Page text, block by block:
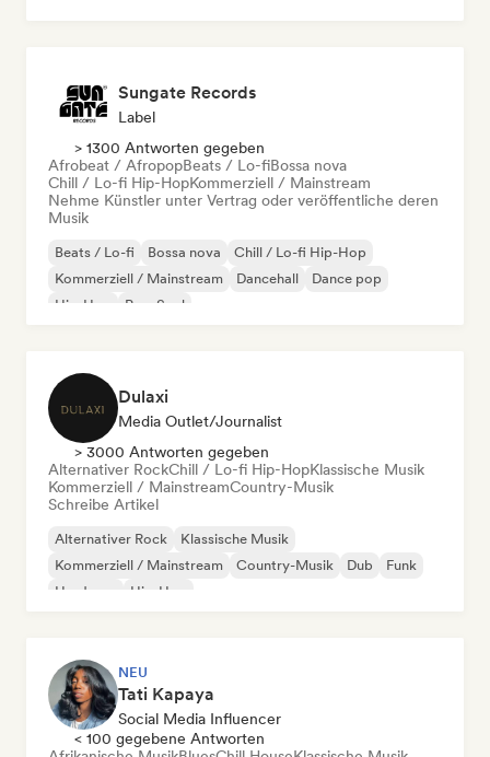
Sungate Records
Label
> 1300 Antworten gegeben
Afrobeat / AfropopBeats / Lo-fiBossa nova
Chill / Lo-fi Hip-HopKommerziell / Mainstream
Nehme Künstler unter Vertrag oder veröffentliche deren
Musik
Beats / Lo-fi Bossa nova
Chill / Lo-fi Hip-Hop
Kommerziell / Mainstream
Dancehall
Dance pop
Hip-Hop
Pop-Soul
Dulaxi
Media Outlet/Journalist
> 3000 Antworten gegeben
Alternativer RockChill / Lo-fi Hip-HopKlassische Musik
Kommerziell / MainstreamCountry-Musik
Schreibe Artikel
Alternativer Rock
Klassische Musik
Kommerziell / Mainstream
Country-Musik Dub
Funk
Hardcore
Hip-Hop
NEU
Tati Kapaya
Social Media Influencer
< 100 gegebene Antworten